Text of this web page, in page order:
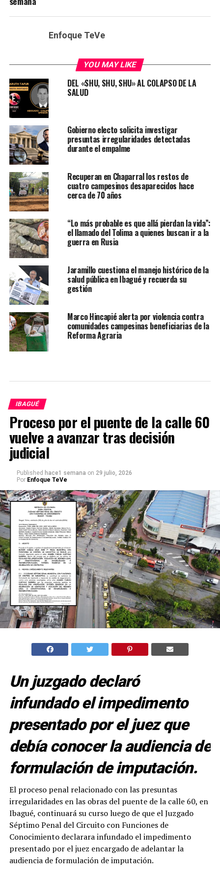
Enfoque TeVe
YOU MAY LIKE
DEL «SHU, SHU, SHU» AL COLAPSO DE LA
SALUD
Gobierno electo solicita investigar
presuntas irregularidades detectadas
durante el empalme
Recuperan en Chaparral los restos de
cuatro campesinos desaparecidos hace
cerca de 70 años
“Lo más probable es que allá pierdan la vida”:
el llamado del Tolima a quienes buscan ir a la
guerra en Rusia
Jaramillo cuestiona el manejo histórico de la
salud pública en Ibagué y recuerda su
gestión
Marco Hincapié alerta por violencia contra
comunidades campesinas beneficiarias de la
Reforma Agraria
IBAGUÉ
Proceso por el puente de la calle 60
vuelve a avanzar tras decisión
judicial
Published hace1 semana on 29 julio, 2026
Por Enfoque TeVe
Un juzgado declaró
infundado el impedimento
presentado por el juez que
debía conocer la audiencia de
formulación de imputación.
El proceso penal relacionado con las presuntas
irregularidades en las obras del puente de la calle 60, en
Ibagué, continuará su curso luego de que el Juzgado
Séptimo Penal del Circuito con Funciones de
Conocimiento declarara infundado el impedimento
presentado por el juez encargado de adelantar la
audiencia de formulación de imputación.